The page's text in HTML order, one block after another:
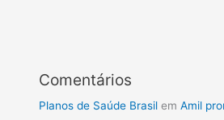
Comentários
Planos de Saúde Brasil emAmil